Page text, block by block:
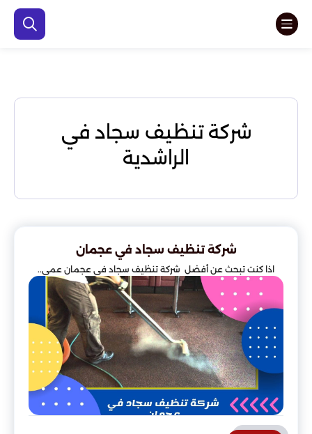
شركة تنظيف سجاد في
الراشدية
شركة تنظيف سجاد في عجمان
اذا كنت تبحث عن أفضل شركة تنظيف سجاد في عجمان عمي..